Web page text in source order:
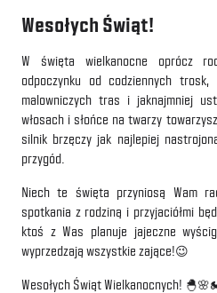
Wesołych Świąt!
W święta wielkanocne oprócz
odpoczynku od codziennych trosk,
malowniczych tras i jaknajmniej
włosach i słońce na twarzy
silnik brzęczy jak najlepiej
przygód.
Niech te święta przyniosą Wam
spotkania z rodziną i przyjaciółmi
ktoś z Was planuje jajeczne
wyprzedzają wszystkie zające!😉
Wesołych Świąt Wielkanocnych!